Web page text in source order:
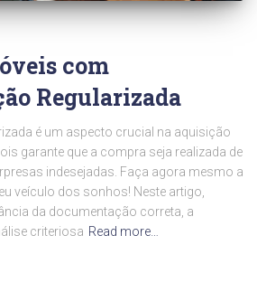
com
Regularizada
é um aspecto crucial na aquisição
garante que a compra seja realizada de
indesejadas. Faça agora mesmo a
veículo dos sonhos! Neste artigo,
da documentação correta, a
criteriosa Read more…